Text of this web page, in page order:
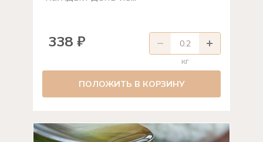
338 ₽
кг
ПОЛОЖИТЬ В КОРЗИНУ